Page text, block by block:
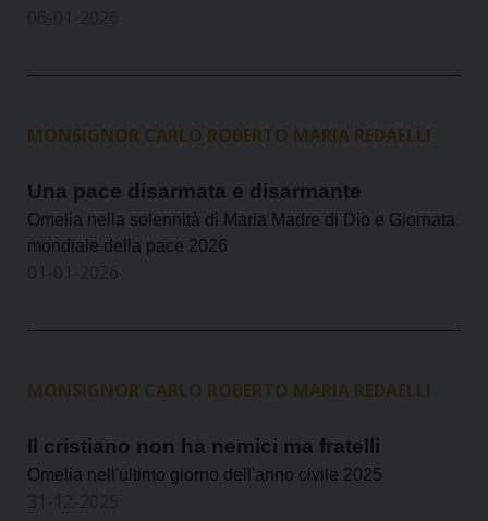
MONSIGNOR CARLO ROBERTO MARIA REDAELLI
Una pace disarmata e disarmante
Omelia nella solennità di Maria Madre di Dio e Giornata
mondiale della pace 2026
MONSIGNOR CARLO ROBERTO MARIA REDAELLI
Il cristiano non ha nemici ma fratelli
Omelia nell'ultimo giorno dell'anno civile 2025